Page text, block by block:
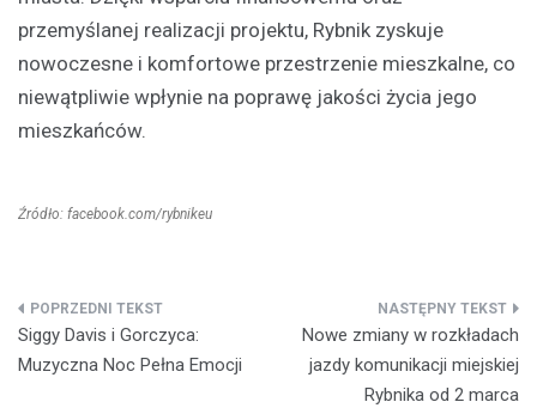
przemyślanej realizacji projektu, Rybnik zyskuje
nowoczesne i komfortowe przestrzenie mieszkalne, co
niewątpliwie wpłynie na poprawę jakości życia jego
mieszkańców.
Źródło: facebook.com/rybnikeu
Nawigacja
wpisu
Siggy Davis i Gorczyca:
Muzyczna Noc Pełna Emocji
Nowe zmiany w rozkładach
jazdy komunikacji miejskiej
Rybnika od 2 marca